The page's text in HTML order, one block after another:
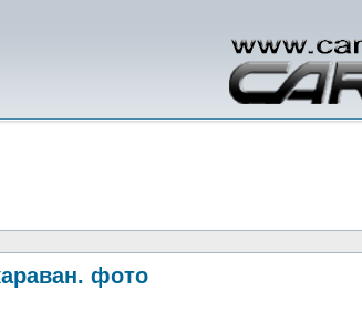
фото